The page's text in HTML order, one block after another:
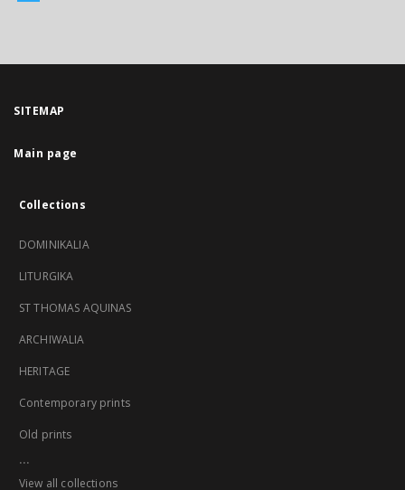
SITEMAP
Main page
Collections
DOMINIKALIA
LITURGIKA
ST THOMAS AQUINAS
ARCHIWALIA
HERITAGE
Contemporary prints
Old prints
...
View all collections